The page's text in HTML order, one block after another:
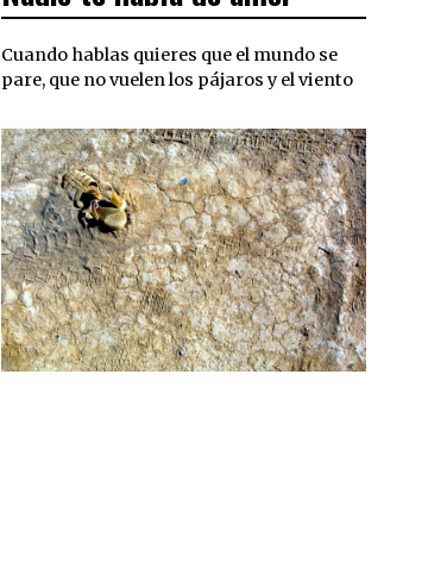
2018
Cuando hablas quieres que el mundo se
pare, que no vuelen los pájaros y el viento